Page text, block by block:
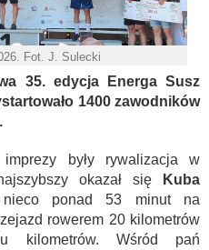
Fot. J. Sulecki
35. edycja Energa Susz
1400 zawodników
były rywalizacja w
okazał się
Kuba
nieco ponad 53 minut na
rowerem 20 kilometrów
kilometrów. Wśród pań